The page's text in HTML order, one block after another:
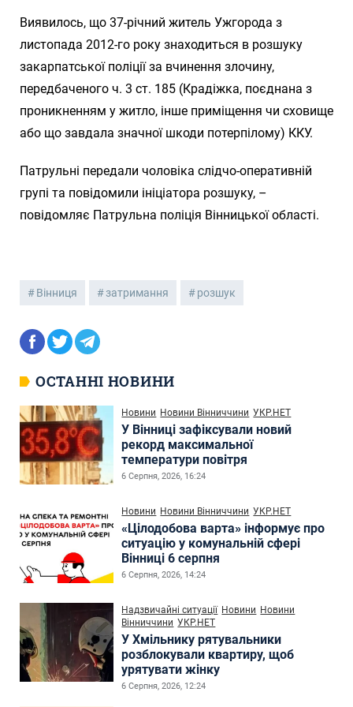
Виявилось, що 37-річний житель Ужгорода з
листопада 2012-го року знаходиться в розшуку
закарпатської поліції за вчинення злочину,
передбаченого ч. 3 ст. 185 (Крадіжка, поєднана з
проникненням у житло, інше приміщення чи сховище
або що завдала значної шкоди потерпілому) ККУ.
Патрульні передали чоловіка слідчо-оперативній
групі та повідомили ініціатора розшуку, –
повідомляє Патрульна поліція Вінницької області.
Вінниця затримання розшук
ОСТАННІ НОВИНИ
Новини Новини Вінниччини УКР.НЕТ
У Вінниці зафіксували новий
рекорд максимальної
температури повітря
6 Серпня, 2026, 16:24
Новини Новини Вінниччини УКР.НЕТ
«Цілодобова варта» інформує про
ситуацію у комунальній сфері
Вінниці 6 серпня
6 Серпня, 2026, 14:24
Надзвичайні ситуації Новини Новини
Вінниччини УКР.НЕТ
У Хмільнику рятувальники
розблокували квартиру, щоб
урятувати жінку
6 Серпня, 2026, 12:24